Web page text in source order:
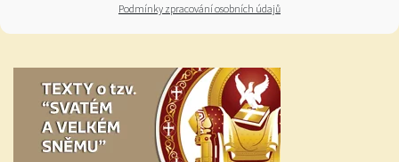
Podmínky zpracování osobních údajů